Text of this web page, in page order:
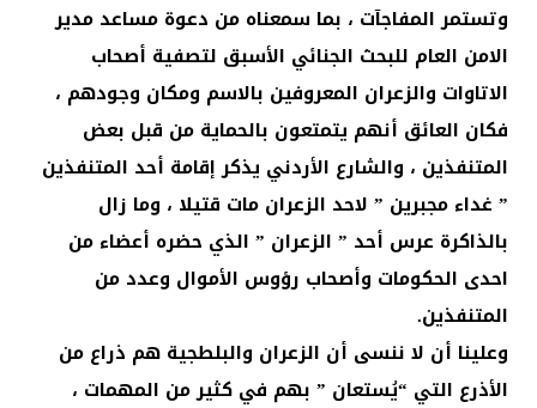
وتستمر المفاجآت ، بما سمعناه من دعوة مساعد مدير
الامن العام للبحث الجنائي الأسبق لتصفية أصحاب
الاتاوات والزعران المعروفين بالاسم ومكان وجودهم ،
فكان العائق أنهم يتمتعون بالحماية من قبل بعض
المتنفذين ، والشارع الأردني يذكر إقامة أحد المتنفذين
” غداء مجبرين ” لاحد الزعران مات قتيلا ، وما زال
بالذاكرة عرس أحد ” الزعران ” الذي حضره أعضاء من
احدى الحكومات وأصحاب رؤوس الأموال وعدد من
المتنفذين.
وعلينا أن لا ننسى أن الزعران والبلطجية هم ذراع من
الأذرع التي “يُستعان ” بهم في كثير من المهمات ،